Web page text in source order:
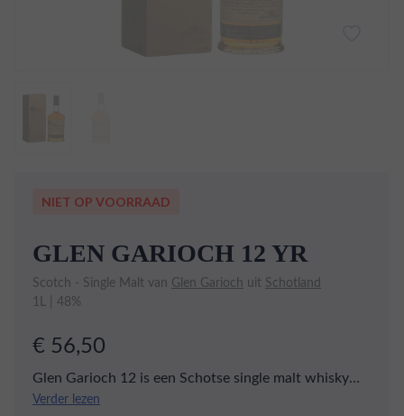
NIET OP VOORRAAD
GLEN GARIOCH 12 YR
Scotch - Single Malt van Glen Garioch uit Schotland
1L | 48%
€ 56,50
Glen Garioch 12 is een Schotse single malt whisky
afkomstig uit de oostelijke Hooglanden. Deze whisky
Verder lezen